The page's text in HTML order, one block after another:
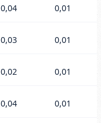
0,04 0,01
0,03 0,01
0,02 0,01
0,04 0,01